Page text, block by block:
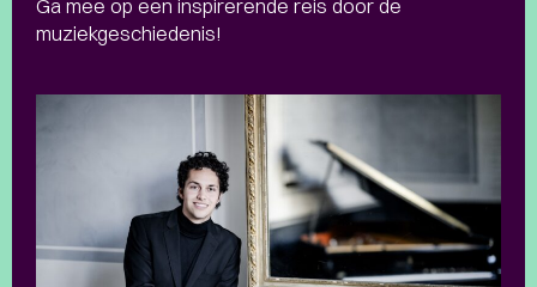
Ga mee op een inspirerende reis door de
muziekgeschiedenis!